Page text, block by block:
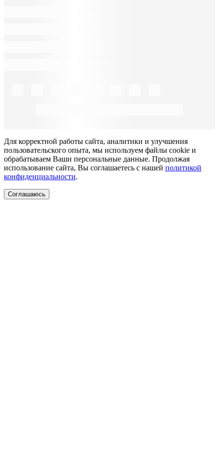
Для корректной работы сайта, аналитики и улучшения
пользовательского опыта, мы используем файлы cookie и
обрабатываем Ваши персональные данные. Продолжая
использование сайта, Вы соглашаетесь с нашей политикой
конфиденциальности.
Соглашаюсь